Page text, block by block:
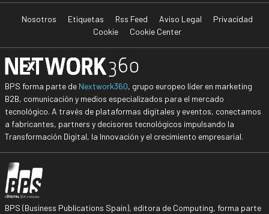
Nosotros Etiquetas Rss Feed Aviso Legal
Privacidad
Cookie
Cookie Center
BPS forma parte de Nextwork360, grupo europeo líder en marketing
B2B, comunicación y medios especializados para el mercado
tecnológico. A través de plataformas digitales y eventos, conectamos
a fabricantes, partners y decisores tecnológicos impulsando la
Transformación Digital, la Innovación y el crecimiento empresarial.
BPS (Business Publications Spain), editora de Computing, forma parte